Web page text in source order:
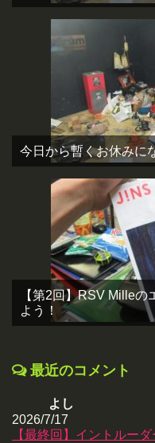
今日から暫くお休みに
【第2回】RSV Mille
よう！
最近のコメント
よし
2026/7/17
【最終回】イントルー